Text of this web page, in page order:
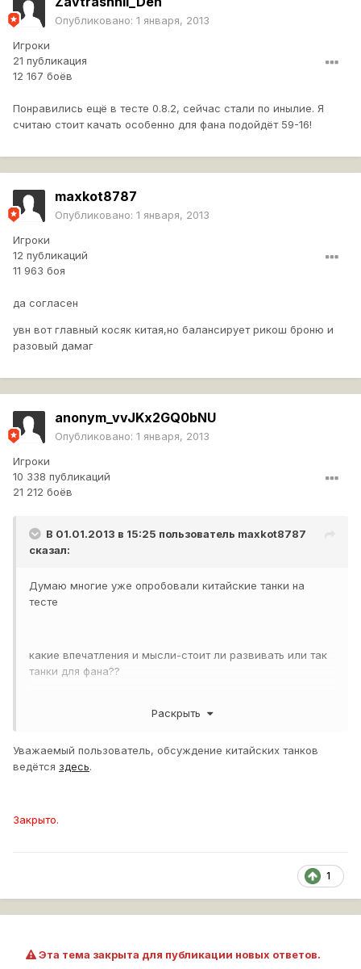
Опубликовано: 1 января, 2013
Игроки
21 публикация
12 167 боёв
Понравились ещё в тесте 0.8.2, сейчас стали по инылие. Я
считаю стоит качать особенно для фана подойдёт 59-16!
maxkot8787
Опубликовано: 1 января, 2013
Игроки
12 публикаций
11 963 боя
да согласен
увн вот главный косяк китая,но балансирует рикош броню и
разовый дамаг
anonym_vvJKx2GQ0bNU
Опубликовано: 1 января, 2013
Игроки
10 338 публикаций
21 212 боёв
В 01.01.2013 в 15:25 пользователь maxkot8787
сказал:
Думаю многие уже опробовали китайские танки на
тесте
какие впечатления и мысли-стоит ли развивать или так
танки для фана??
ответов и мнений об технике
Раскрыть
Уважаемый пользователь, обсуждение китайских танков
ведётся здесь.
Закрыто.
1
Эта тема закрыта для публикации новых ответов.